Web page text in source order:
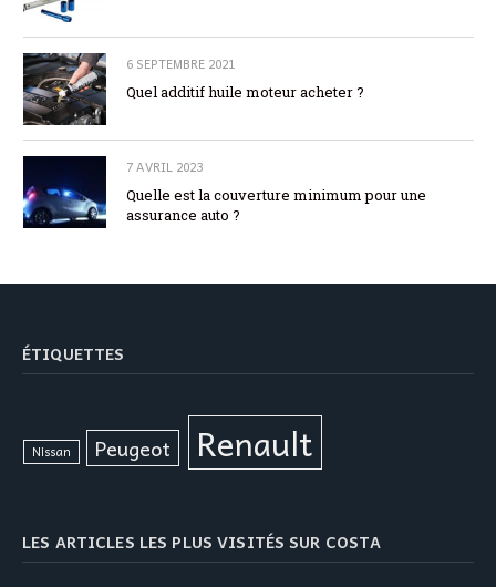
6 SEPTEMBRE 2021
Quel additif huile moteur acheter ?
7 AVRIL 2023
Quelle est la couverture minimum pour une
assurance auto ?
ÉTIQUETTES
Nissan Peugeot Renault
LES ARTICLES LES PLUS VISITÉS SUR COSTA